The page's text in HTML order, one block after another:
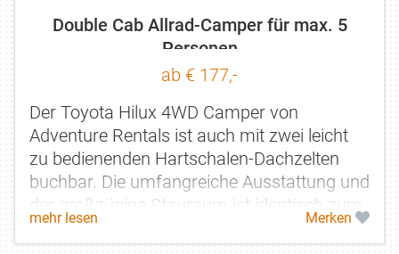
Double Cab Allrad-Camper für max. 5
Personen
ab € 177,-
Der Toyota Hilux 4WD Camper von
Adventure Rentals ist auch mit zwei leicht
zu bedienenden Hartschalen-Dachzelten
buchbar. Die umfangreiche Ausstattung und
der großzügige Stauraum ist identisch zum
Camper mit einem Dachzelt, was das...
mehr lesen Merken